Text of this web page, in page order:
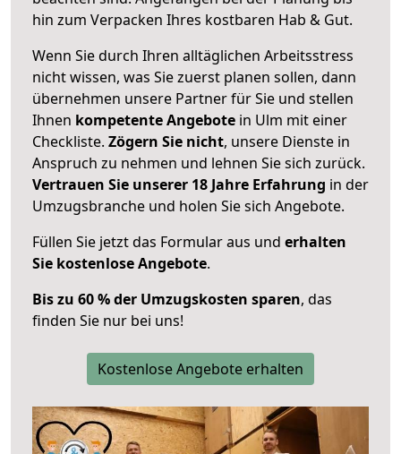
hin zum Verpacken Ihres kostbaren Hab & Gut.
Wenn Sie durch Ihren alltäglichen Arbeitsstress
nicht wissen, was Sie zuerst planen sollen, dann
übernehmen unsere Partner für Sie und stellen
Ihnen kompetente Angebote in Ulm mit einer
Checkliste. Zögern Sie nicht, unsere Dienste in
Anspruch zu nehmen und lehnen Sie sich zurück.
Vertrauen Sie unserer 18 Jahre Erfahrung in der
Umzugsbranche und holen Sie sich Angebote.
Füllen Sie jetzt das Formular aus und erhalten
Sie kostenlose Angebote.
Bis zu 60 % der Umzugskosten sparen, das
finden Sie nur bei uns!
Kostenlose Angebote erhalten